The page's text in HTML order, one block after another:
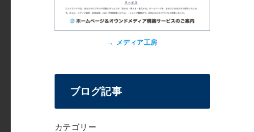
→ メディア工房
ブログ記事
カテゴリー